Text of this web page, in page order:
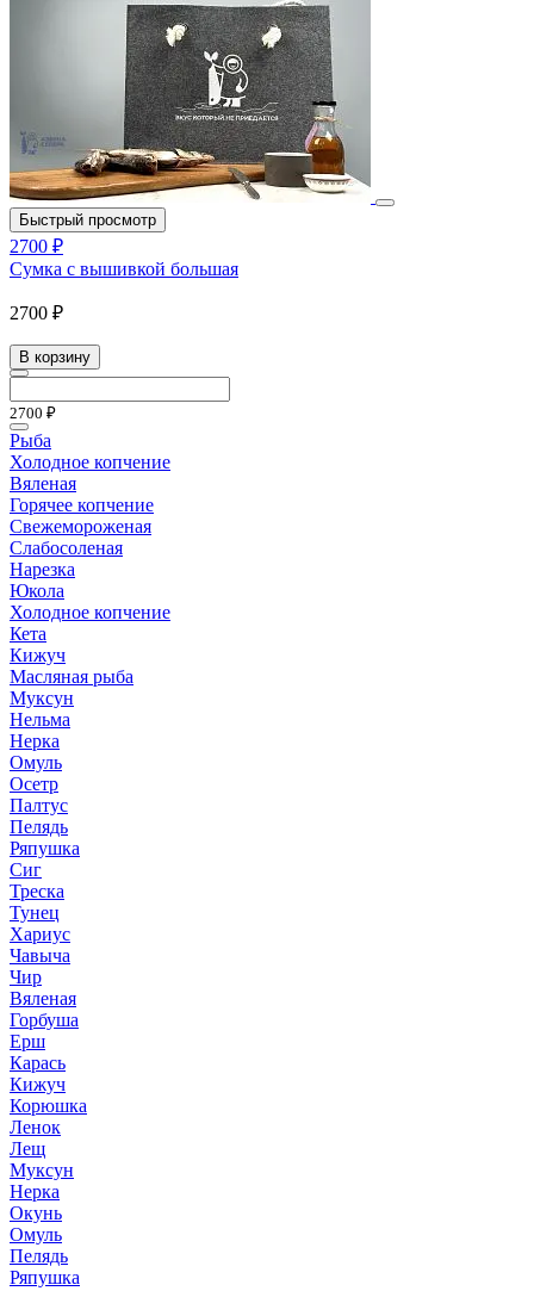
Быстрый просмотр
2700 ₽
Сумка с вышивкой большая
2700 ₽
В корзину
2700 ₽
Рыба
Холодное копчение
Вяленая
Горячее копчение
Свежемороженая
Слабосоленая
Нарезка
Юкола
Холодное копчение
Кета
Кижуч
Масляная рыба
Муксун
Нельма
Нерка
Омуль
Осетр
Палтус
Пелядь
Ряпушка
Сиг
Треска
Тунец
Хариус
Чавыча
Чир
Вяленая
Горбуша
Ерш
Карась
Кижуч
Корюшка
Ленок
Лещ
Муксун
Нерка
Окунь
Омуль
Пелядь
Ряпушка